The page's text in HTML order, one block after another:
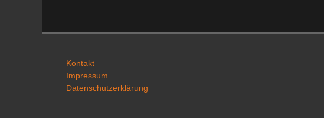
Kontakt
Impressum
Datenschutzerklärung